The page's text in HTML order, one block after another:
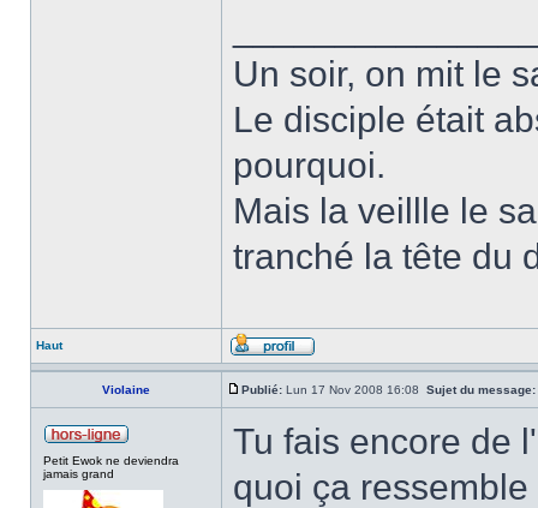
Un soir, on mit le
Le disciple était
pourquoi.
Mais la veillle le
tranché la tête du
Haut
Violaine Publié: Lun 17 Nov 2008 16:08 Sujet du message:
Petit Ewok ne deviendra
jamais grand
Tu fais encore de
quoi ça ressemble